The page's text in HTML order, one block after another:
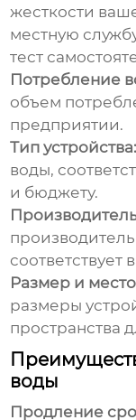
жесткости
местную
тест
Потребление
объем
предприятии.
Тип устройства:
воды,
и бюджету.
Размер и
размеры
пространства
воды
Продление